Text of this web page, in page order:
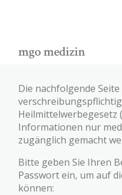
mgo medizin
Die nachfolgende
Heilmittelwerbegesetz
Informationen nur
zugänglich gemacht
Bitte geben Sie Ihren
Passwort ein, um auf
können: